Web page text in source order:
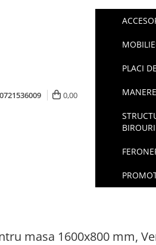
0721536009 0,00
PLACI
BIROURI
masa 1600x800 mm,